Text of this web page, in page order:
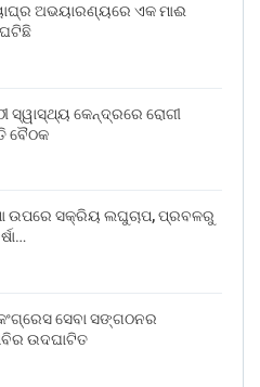
ଅଭୟାରଣ୍ୟରେ ଏକ ମାଈ
ସ୍ୱାସ୍ଥ୍ୟ କେନ୍ଦ୍ରରେ ରୋଗୀ
ବୈଠକ
ଉପରେ ସକ୍ରିୟ ଲଘୁଚାପ, ପ୍ରବଳରୁ
ସେବା ସଙ୍ଗଠନର
ଉଦଘାଟିତ